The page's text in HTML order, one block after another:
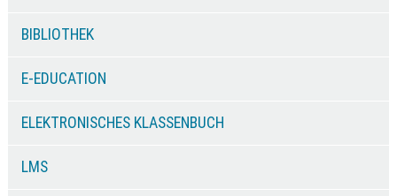
BIBLIOTHEK
E-EDUCATION
ELEKTRONISCHES KLASSENBUCH
LMS